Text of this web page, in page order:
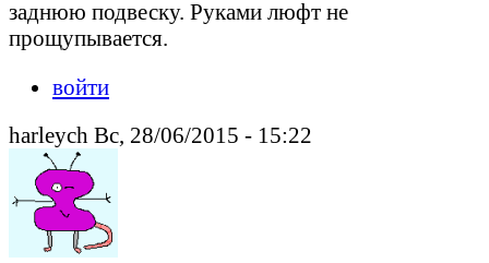
заднюю подвеску. Руками люфт не
прощупывается.
войти
harleych Вс, 28/06/2015 - 15:22